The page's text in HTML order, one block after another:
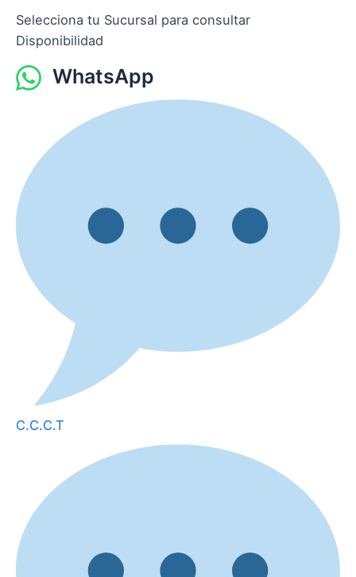
Selecciona tu Sucursal para consultar
Disponibilidad
WhatsApp
C.C.C.T